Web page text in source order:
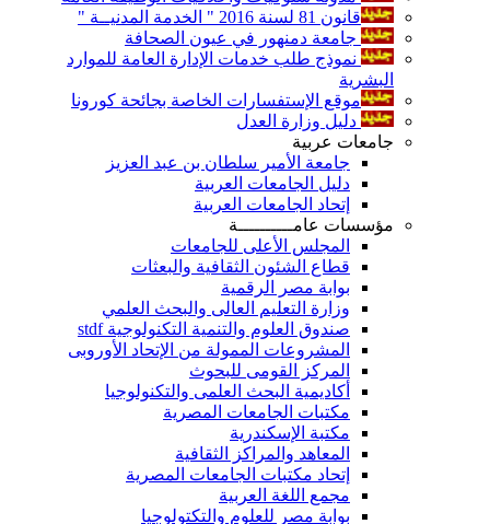
قانون 81 لسنة 2016 " الخدمة المدنيــة "
جامعة دمنهور في عيون الصحافة
نموذج طلب خدمات الإدارة العامة للموارد
البشرية
موقع الإستفسارات الخاصة بجائحة كورونا
دليل وزارة العدل
جامعات عربية
جامعة الأمير سلطان بن عبد العزيز
دليل الجامعات العربية
إتحاد الجامعات العربية
مؤسسات عامــــــــــة
المجلس الأعلى للجامعات
قطاع الشئون الثقافية والبعثات
بوابة مصر الرقمية
وزارة التعليم العالى والبحث العلمي
صندوق العلوم والتنمية التكنولوجية stdf
المشروعات الممولة من الإتحاد الأوروبى
المركز القومى للبحوث
أكاديمية البحث العلمى والتكنولوجيا
مكتبات الجامعات المصرية
مكتبة الإسكندرية
المعاهد والمراكز الثقافية
إتحاد مكتبات الجامعات المصرية
مجمع اللغة العربية
بوابة مصر للعلوم والتكتولوجيا